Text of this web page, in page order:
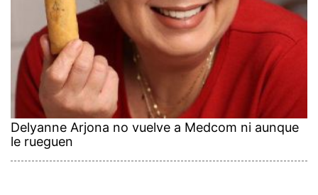
Delyanne Arjona no vuelve a Medcom ni aunque
le rueguen